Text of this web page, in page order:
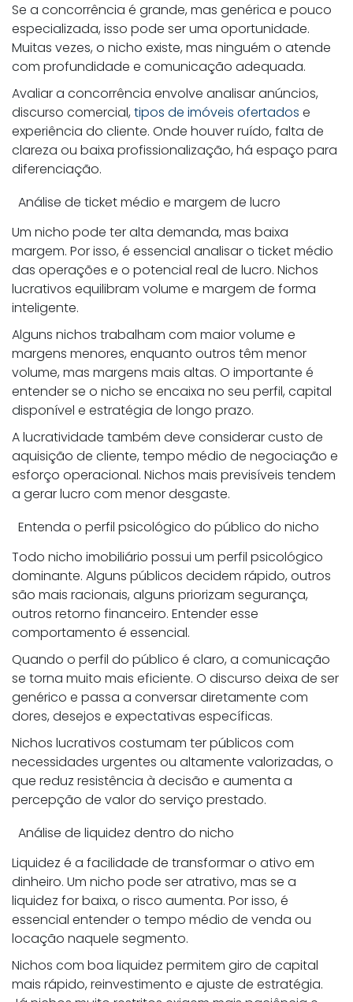
Se a concorrência é grande, mas genérica e pouco
especializada, isso pode ser uma oportunidade.
Muitas vezes, o nicho existe, mas ninguém o atende
com profundidade e comunicação adequada.
Avaliar a concorrência envolve analisar anúncios,
discurso comercial, tipos de imóveis ofertados e
experiência do cliente. Onde houver ruído, falta de
clareza ou baixa profissionalização, há espaço para
diferenciação.
Análise de ticket médio e margem de lucro
Um nicho pode ter alta demanda, mas baixa
margem. Por isso, é essencial analisar o ticket médio
das operações e o potencial real de lucro. Nichos
lucrativos equilibram volume e margem de forma
inteligente.
Alguns nichos trabalham com maior volume e
margens menores, enquanto outros têm menor
volume, mas margens mais altas. O importante é
entender se o nicho se encaixa no seu perfil, capital
disponível e estratégia de longo prazo.
A lucratividade também deve considerar custo de
aquisição de cliente, tempo médio de negociação e
esforço operacional. Nichos mais previsíveis tendem
a gerar lucro com menor desgaste.
Entenda o perfil psicológico do público do nicho
Todo nicho imobiliário possui um perfil psicológico
dominante. Alguns públicos decidem rápido, outros
são mais racionais, alguns priorizam segurança,
outros retorno financeiro. Entender esse
comportamento é essencial.
Quando o perfil do público é claro, a comunicação
se torna muito mais eficiente. O discurso deixa de ser
genérico e passa a conversar diretamente com
dores, desejos e expectativas específicas.
Nichos lucrativos costumam ter públicos com
necessidades urgentes ou altamente valorizadas, o
que reduz resistência à decisão e aumenta a
percepção de valor do serviço prestado.
Análise de liquidez dentro do nicho
Liquidez é a facilidade de transformar o ativo em
dinheiro. Um nicho pode ser atrativo, mas se a
liquidez for baixa, o risco aumenta. Por isso, é
essencial entender o tempo médio de venda ou
locação naquele segmento.
Nichos com boa liquidez permitem giro de capital
mais rápido, reinvestimento e ajuste de estratégia.